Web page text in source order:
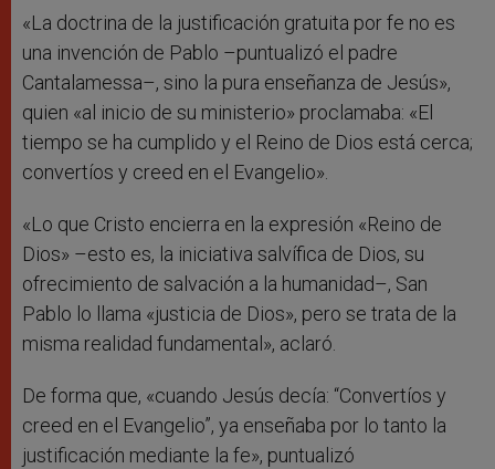
«La doctrina de la justificación gratuita por fe no es
una invención de Pablo –puntualizó el padre
Cantalamessa–, sino la pura enseñanza de Jesús»,
quien «al inicio de su ministerio» proclamaba: «El
tiempo se ha cumplido y el Reino de Dios está cerca;
convertíos y creed en el Evangelio».
«Lo que Cristo encierra en la expresión «Reino de
Dios» –esto es, la iniciativa salvífica de Dios, su
ofrecimiento de salvación a la humanidad–, San
Pablo lo llama «justicia de Dios», pero se trata de la
misma realidad fundamental», aclaró.
De forma que, «cuando Jesús decía: “Convertíos y
creed en el Evangelio”, ya enseñaba por lo tanto la
justificación mediante la fe», puntualizó